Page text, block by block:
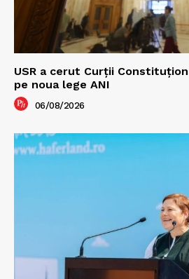
USR a cerut Curții
pe noua lege ANI
06/08/2026